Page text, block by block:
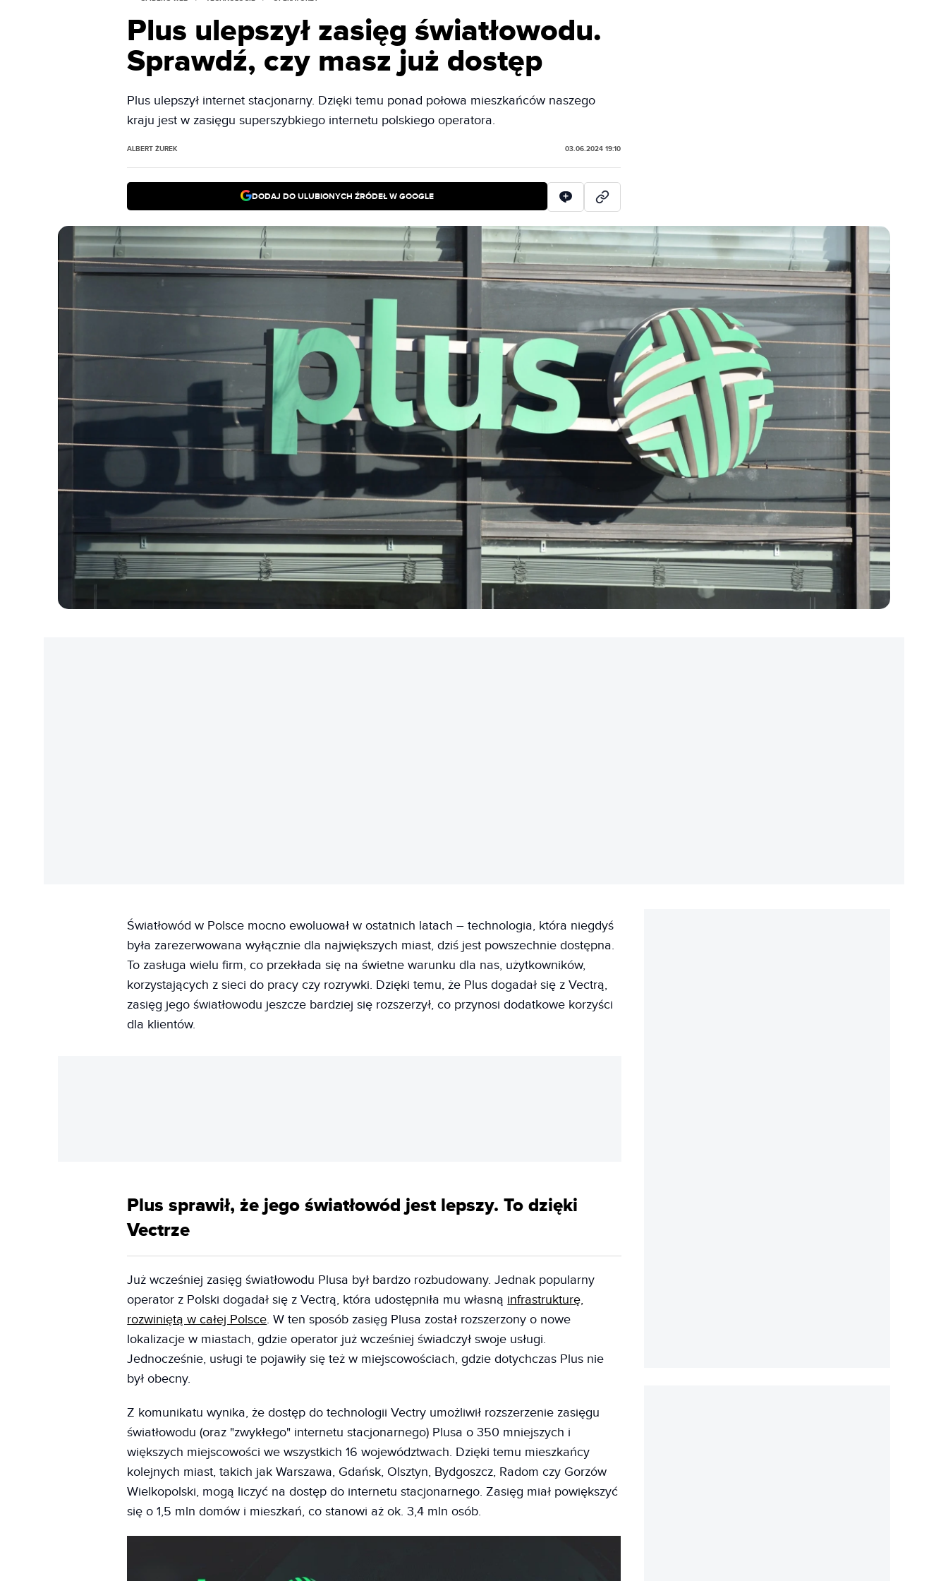
Plus ulepszył zasięg światłowodu.
Sprawdź, czy masz już dostęp
Plus ulepszył internet stacjonarny. Dzięki temu ponad połowa mieszkańców naszego
kraju jest w zasięgu superszybkiego internetu polskiego operatora.
ALBERT ŻUREK 03.06.2024 19:10
DODAJ DO ULUBIONYCH ŹRÓDEŁ W GOOGLE
Światłowód w Polsce mocno ewoluował w ostatnich latach – technologia, która niegdyś
była zarezerwowana wyłącznie dla największych miast, dziś jest powszechnie dostępna.
To zasługa wielu firm, co przekłada się na świetne warunku dla nas, użytkowników,
korzystających z sieci do pracy czy rozrywki. Dzięki temu, że Plus dogadał się z Vectrą,
zasięg jego światłowodu jeszcze bardziej się rozszerzył, co przynosi dodatkowe korzyści
dla klientów.
Plus sprawił, że jego światłowód jest lepszy. To dzięki
Vectrze
Już wcześniej zasięg światłowodu Plusa był bardzo rozbudowany. Jednak popularny
operator z Polski dogadał się z Vectrą, która udostępniła mu własną infrastrukturę,
rozwiniętą w całej Polsce. W ten sposób zasięg Plusa został rozszerzony o nowe
lokalizacje w miastach, gdzie operator już wcześniej świadczył swoje usługi.
Jednocześnie, usługi te pojawiły się też w miejscowościach, gdzie dotychczas Plus nie
był obecny.
Z komunikatu wynika, że dostęp do technologii Vectry umożliwił rozszerzenie zasięgu
światłowodu (oraz "zwykłego" internetu stacjonarnego) Plusa o 350 mniejszych i
większych miejscowości we wszystkich 16 województwach. Dzięki temu mieszkańcy
kolejnych miast, takich jak Warszawa, Gdańsk, Olsztyn, Bydgoszcz, Radom czy Gorzów
Wielkopolski, mogą liczyć na dostęp do internetu stacjonarnego. Zasięg miał powiększyć
się o 1,5 mln domów i mieszkań, co stanowi aż ok. 3,4 mln osób.